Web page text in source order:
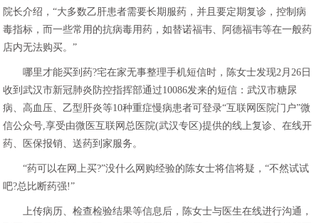
院长介绍，“大多数乙肝患者需要长期服药，并且要定期复诊，控制病
毒指标，而一些常用的抗病毒用药，如替诺福韦、阿德福韦等在一般药
店内无法购买。”
哪里才能买到药?宅在家无事整理手机短信时，陈女士发现2月26日
收到武汉市新冠肺炎防控指挥部通过10086发来的短信：武汉市糖尿
病、高血压、乙型肝炎等10种重症慢病患者可登录“互联网医院门户”微
信公众号,享受由微医互联网总医院(武汉专区)提供的线上复诊、在线开
药、医保报销、送药到家服务。
“药可以在网上买?”没什么网购经验的陈女士将信将疑，“不然试试
吧?总比断药强!”
上传病历、检查检验结果等信息后，陈女士与医生在线进行沟通，